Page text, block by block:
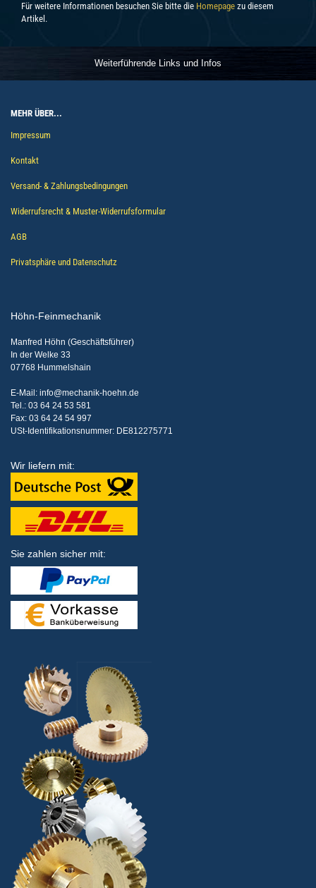
Für weitere Informationen besuchen Sie bitte die Homepage zu diesem
Artikel.
Weiterführende Links und Infos
MEHR ÜBER...
Impressum
Kontakt
Versand- & Zahlungsbedingungen
Widerrufsrecht & Muster-Widerrufsformular
AGB
Privatsphäre und Datenschutz
Höhn-Feinmechanik
Manfred Höhn (Geschäftsführer)
In der Welke 33
07768 Hummelshain
E-Mail: info@mechanik-hoehn.de
Tel.: 03 64 24 53 581
Fax: 03 64 24 54 997
USt-Identifikationsnummer: DE812275771
Wir liefern mit:
Sie zahlen sicher mit: